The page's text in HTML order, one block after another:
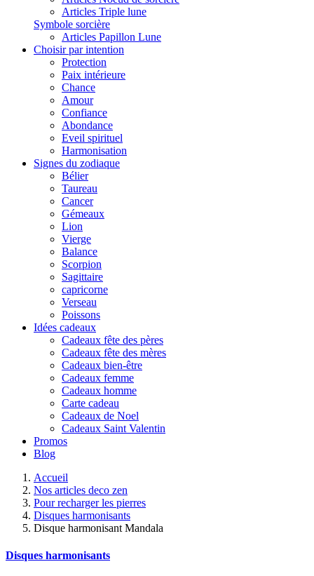
Articles Triple lune
Symbole sorcière
Articles Papillon Lune
Choisir par intention
Protection
Paix intérieure
Chance
Amour
Confiance
Abondance
Eveil spirituel
Harmonisation
Signes du zodiaque
Bélier
Taureau
Cancer
Gémeaux
Lion
Vierge
Balance
Scorpion
Sagittaire
capricorne
Verseau
Poissons
Idées cadeaux
Cadeaux fête des pères
Cadeaux fête des mères
Cadeaux bien-être
Cadeaux femme
Cadeaux homme
Carte cadeau
Cadeaux de Noel
Cadeaux Saint Valentin
Promos
Blog
Accueil
Nos articles deco zen
Pour recharger les pierres
Disques harmonisants
Disque harmonisant Mandala
Disques harmonisants